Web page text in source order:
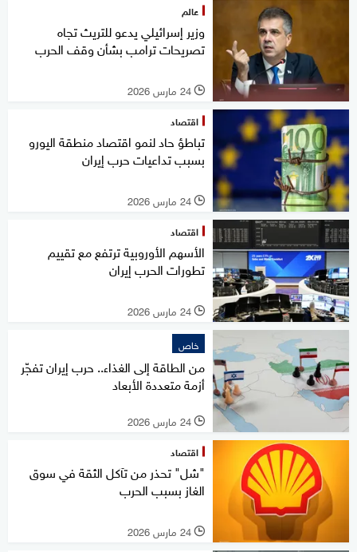
عالم
وزير إسرائيلي يدعو للتريث تجاه
تصريحات ترامب بشأن وقف الحرب
l 24 مارس 2026
اقتصاد
تباطؤ حاد لنمو اقتصاد منطقة اليورو
بسبب تداعيات حرب إيران
l 24 مارس 2026
اقتصاد
الأسهم الأوروبية ترتفع مع تقييم
تطورات الحرب إيران
l 24 مارس 2026
خاص
من الطاقة إلى الغذاء.. حرب إيران تفجّر
أزمة متعددة الأبعاد
l 24 مارس 2026
اقتصاد
"شل" تحذر من تآكل الثقة في سوق
الغاز بسبب الحرب
l 24 مارس 2026